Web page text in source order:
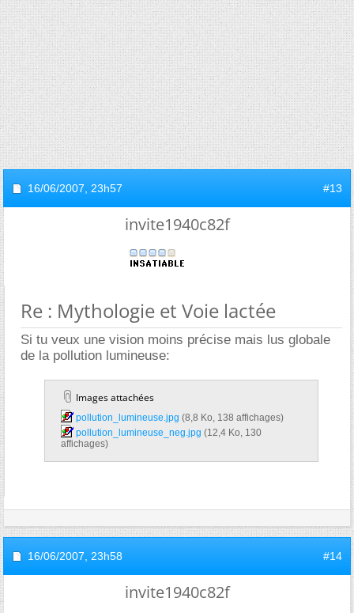
16/06/2007, 23h57 #13
invite1940c82f
Re : Mythologie et Voie lactée
Si tu veux une vision moins précise mais lus globale
de la pollution lumineuse:
Images attachées
pollution_lumineuse.jpg‎ (8,8 Ko, 138 affichages)
pollution_lumineuse_neg.jpg‎
affichages)
16/06/2007, 23h58 #14
invite1940c82f